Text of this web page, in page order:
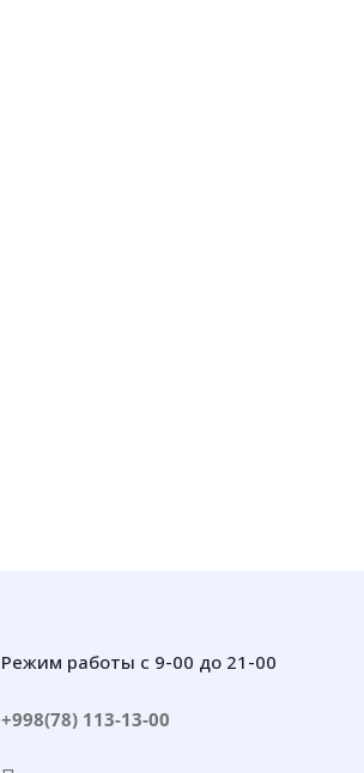
Режим работы с 9-00 до 21-00
+998(78) 113-13-00